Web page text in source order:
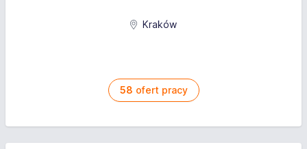
Kraków
58 ofert pracy